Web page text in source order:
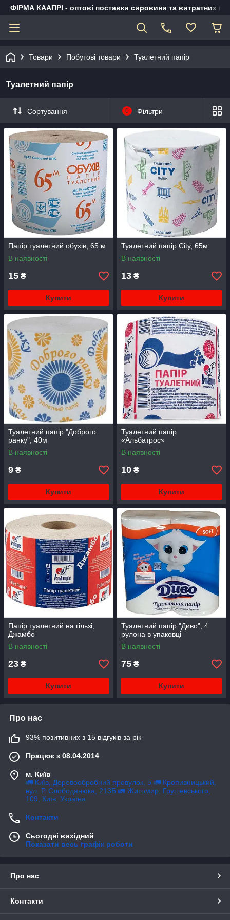
ФІРМА КААПРІ - оптові поставки сировини та витратних
Товари Побутові товари Туалетний папір
Туалетний папір
Сортування 0 Фільтри
Папір туалетний обухів, 65 м
В наявності
15 ₴
Купити
Туалетний папір City, 65м
В наявності
13 ₴
Купити
Туалетний папір "Доброго
ранку", 40м
В наявності
9 ₴
Купити
Туалетний папір
«Альбатрос»
В наявності
10 ₴
Купити
Папір туалетний на гільзі,
Джамбо
В наявності
23 ₴
Купити
Туалетний папір "Диво", 4
рулона в упаковці
В наявності
75 ₴
Купити
Про нас
93% позитивних з 15 відгуків за рік
Працює з 08.04.2014
м. Київ
🚛 Київ, Деревообробний провулок, 5 🚛 Кропивницький,
вул. Р. Слободянюка, 213Б 🚛 Житомир, Грушевського,
109, Київ, Україна
Контакти
Сьогодні вихідний
Показати весь графік роботи
Про нас
Контакти